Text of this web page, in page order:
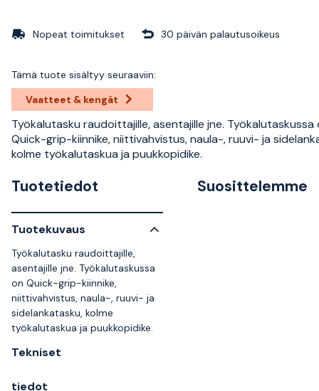
Nopeat toimitukset 30 päivän palautusoikeus
Tämä tuote sisältyy seuraaviin:
Vaatteet & kengät
Työkalutasku raudoittajille, asentajille jne. Työkalutaskussa
Quick-grip-kiinnike, niittivahvistus, naula-, ruuvi- ja
kolme työkalutaskua ja puukkopidike.
Tuotetiedot
Tuotekuvaus
Työkalutasku raudoittajille,
asentajille jne. Työkalutaskussa
on Quick-grip-kiinnike,
niittivahvistus, naula-, ruuvi- ja
sidelankatasku, kolme
työkalutaskua ja puukkopidike.
Tekniset
tiedot
Suosittelemme